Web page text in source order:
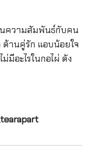
ความสัมพันธ์กับคน
านคู่รัก แอบน้อยใจ
มีอะไรในกอไผ่ ดัง